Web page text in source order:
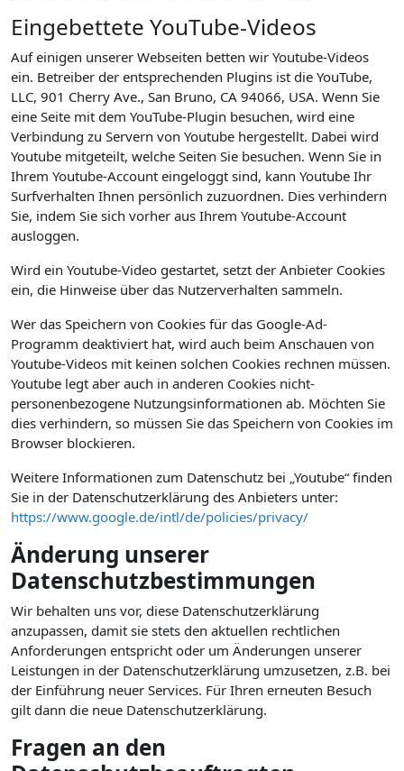
Eingebettete YouTube-Videos
Auf einigen unserer Webseiten betten wir Youtube-Videos
ein. Betreiber der entsprechenden Plugins ist die YouTube,
LLC, 901 Cherry Ave., San Bruno, CA 94066, USA. Wenn Sie
eine Seite mit dem YouTube-Plugin besuchen, wird eine
Verbindung zu Servern von Youtube hergestellt. Dabei wird
Youtube mitgeteilt, welche Seiten Sie besuchen. Wenn Sie in
Ihrem Youtube-Account eingeloggt sind, kann Youtube Ihr
Surfverhalten Ihnen persönlich zuzuordnen. Dies verhindern
Sie, indem Sie sich vorher aus Ihrem Youtube-Account
ausloggen.
Wird ein Youtube-Video gestartet, setzt der Anbieter Cookies
ein, die Hinweise über das Nutzerverhalten sammeln.
Wer das Speichern von Cookies für das Google-Ad-
Programm deaktiviert hat, wird auch beim Anschauen von
Youtube-Videos mit keinen solchen Cookies rechnen müssen.
Youtube legt aber auch in anderen Cookies nicht-
personenbezogene Nutzungsinformationen ab. Möchten Sie
dies verhindern, so müssen Sie das Speichern von Cookies im
Browser blockieren.
Weitere Informationen zum Datenschutz bei „Youtube“ finden
Sie in der Datenschutzerklärung des Anbieters unter:
https://www.google.de/intl/de/policies/privacy/
Änderung unserer
Datenschutzbestimmungen
Wir behalten uns vor, diese Datenschutzerklärung
anzupassen, damit sie stets den aktuellen rechtlichen
Anforderungen entspricht oder um Änderungen unserer
Leistungen in der Datenschutzerklärung umzusetzen, z.B. bei
der Einführung neuer Services. Für Ihren erneuten Besuch
gilt dann die neue Datenschutzerklärung.
Fragen an den